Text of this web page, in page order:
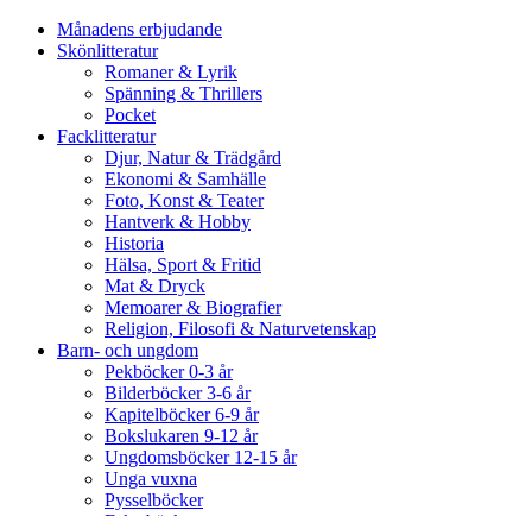
Månadens erbjudande
Skönlitteratur
Romaner & Lyrik
Spänning & Thrillers
Pocket
Facklitteratur
Djur, Natur & Trädgård
Ekonomi & Samhälle
Foto, Konst & Teater
Hantverk & Hobby
Historia
Hälsa, Sport & Fritid
Mat & Dryck
Memoarer & Biografier
Religion, Filosofi & Naturvetenskap
Barn- och ungdom
Pekböcker 0-3 år
Bilderböcker 3-6 år
Kapitelböcker 6-9 år
Bokslukaren 9-12 år
Ungdomsböcker 12-15 år
Unga vuxna
Pysselböcker